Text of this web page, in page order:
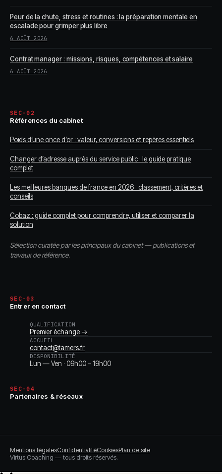
Peur de la chute, stress et routines : la préparation mentale en
escalade pour grimper plus libre
6 AOÛT 2026
Contrat manager : missions, risques, compétences et salaire
6 AOÛT 2026
SEC-02
Références du cabinet
Poids d’une once d’or : valeur, conversions et repères essentiels
Changer d’adresse auprès du service public : le guide pratique
complet
Les meilleures banques de france en 2026 : classement, critères et
conseils
Cobaz : guide complet pour comprendre, utiliser et comparer la
solution
Sélection curatée par les principaux du cabinet — publications et
travaux de référence.
SEC-03
Entrer en contact
QUALIFICATION
Premier échange →
ACCUEIL
contact@tamers.fr
DISPONIBILITÉ
Lun — Ven · 09h00 – 19h00
SEC-04
Partenaires & réseaux
Mentions légalesConfidentialitéCookiesPlan de site
Virtus Coaching — tous droits réservés.